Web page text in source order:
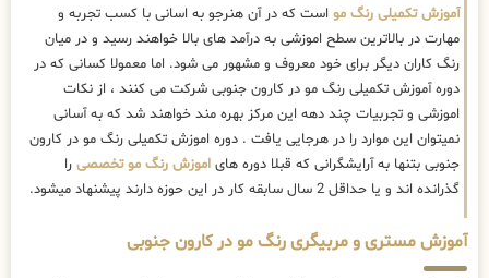
آموزش تکمیلی رنگ مو است که در آن هنرجو به اسانی با کسب تجربه و
مهارت در بالاترین سطح اموزشی به درآمد های بالا خواهند رسید و در میان
رنگ کاران دیگر برای خود معروف و مشهور می شود. اما معمولا کسانی که در
دوره آموزش تکمیلی رنگ مو در کارون جنوبی شرکت می کنند ، از نکات
اموزشی و تجربیات چند دهه این مرکز بهره مند خواهند شد که به آسانی
نمیتوان این موارد را در هرجایی یافت . دوره اموزش تکمیلی رنگ مو در کارون
جنوبی بتنها به آرایشگرانی که قبلا دوره های اموزش رنگ مو تخصصی را
گذرانده اند و یا حداقل 2 سال سابقه کار در این حوزه دارند پیشنهاد میشود.
آموزش مستری و مربیگری رنگ مو در کارون جنوبی